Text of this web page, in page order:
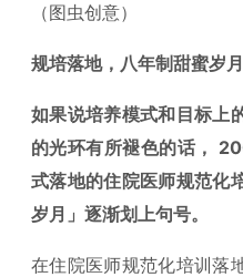
（图虫创意）
规培落地，八年制甜蜜岁
如果说培养模式和目标上
的光环有所褪色的话，
式落地的住院医师规范化
岁月」逐渐划上句号。
在住院医师规范化培训落